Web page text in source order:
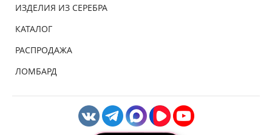
ИЗДЕЛИЯ ИЗ СЕРЕБРА
КАТАЛОГ
РАСПРОДАЖА
ЛОМБАРД